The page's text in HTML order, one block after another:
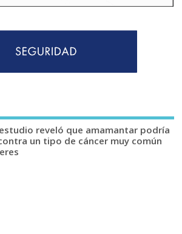
reveló que amamantar podría
un tipo de cáncer muy común